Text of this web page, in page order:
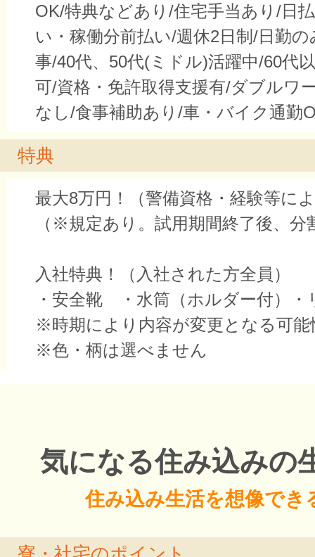
OK/特典などあり/住宅手当あり/日
い・稼働分前払い/週休2日制/日勤
事/40代、50代(ミドル)活躍中/60代
可/資格・免許取得支援有/ダブルワ
なし/食事補助あり/車・バイク通勤
特典
最大8万円！（警備資格・経験等に
（※規定あり。試用期間終了後、分
入社特典！（入社された方全員）
・安全靴 ・水筒（ホルダー付）・
※時期により内容が変更となる可
※色・柄は選べません
気になる住み込みの
住み込み生活を想像でき